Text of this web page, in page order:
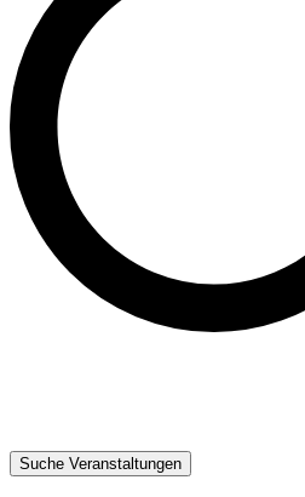
Suche Veranstaltungen